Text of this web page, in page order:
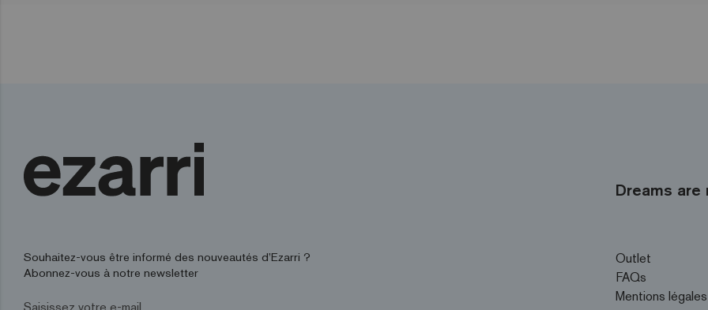
Dreams
Souhaitez-vous être informé des nouveautés d’Ezarri ?
Abonnez-vous à notre newsletter
Outlet
FAQs
Mentions légales